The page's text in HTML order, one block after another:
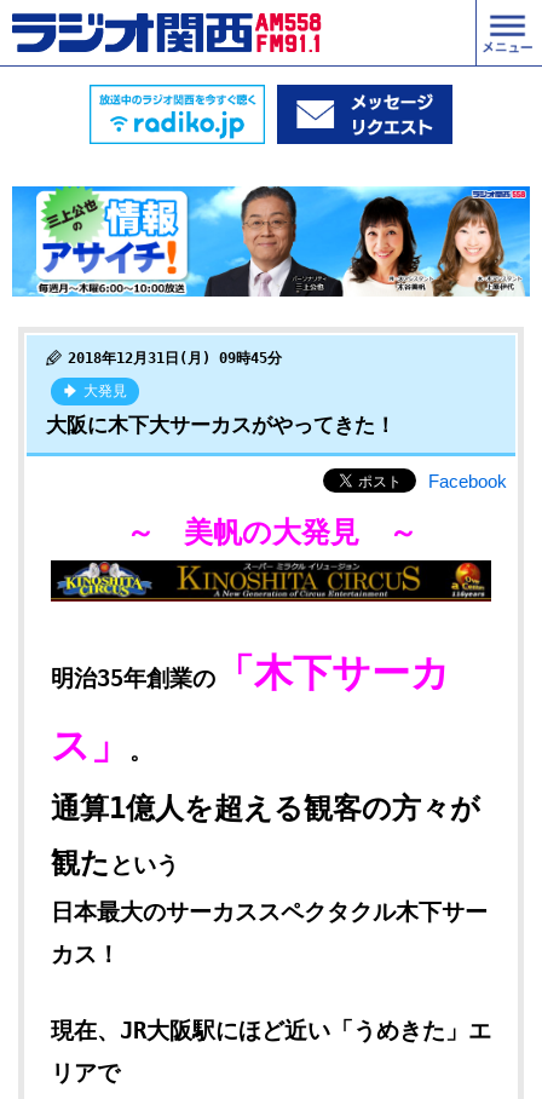
2018年12月31日(月) 09時45分
大発見
大阪に木下大サーカスがやってきた！
Facebook
～ 美帆の大発見 ～
明治35年創業の
「木下サーカ
ス」
。
通算1億人を超える観客の方々が
観た という
日本最大のサーカススペクタクル木下サー
カス！
現在、JR大阪駅にほど近い「うめきた」エ
リアで